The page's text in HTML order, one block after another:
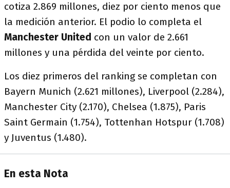
cotiza 2.869 millones, diez por ciento menos que
la medición anterior. El podio lo completa el
Manchester United con un valor de 2.661
millones y una pérdida del veinte por ciento.
Los diez primeros del ranking se completan con
Bayern Munich (2.621 millones), Liverpool (2.284),
Manchester City (2.170), Chelsea (1.875), Paris
Saint Germain (1.754), Tottenhan Hotspur (1.708)
y Juventus (1.480).
En esta Nota